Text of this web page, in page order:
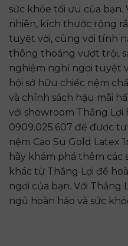
sức khỏe tối ưu của bạn.
nhiên, kích thước rộng
tuyệt vời, cùng với tính
thông thoáng vượt trội,
nghiệm nghỉ ngơi tuyệt
hội sở hữu chiếc nệm
và chính sách hậu mãi
với showroom Thắng Lợi
0909.025.607 để được
nệm Cao Su Gold Latex
hãy khám phá thêm các
khác từ Thắng Lợi để
ngơi của bạn. Với Thắng
ngủ hoàn hảo và sức